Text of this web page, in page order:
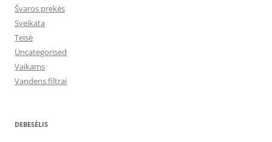
Švaros prekės
Sveikata
Teisė
Uncategorised
Vaikams
Vandens filtrai
DEBESĖLIS